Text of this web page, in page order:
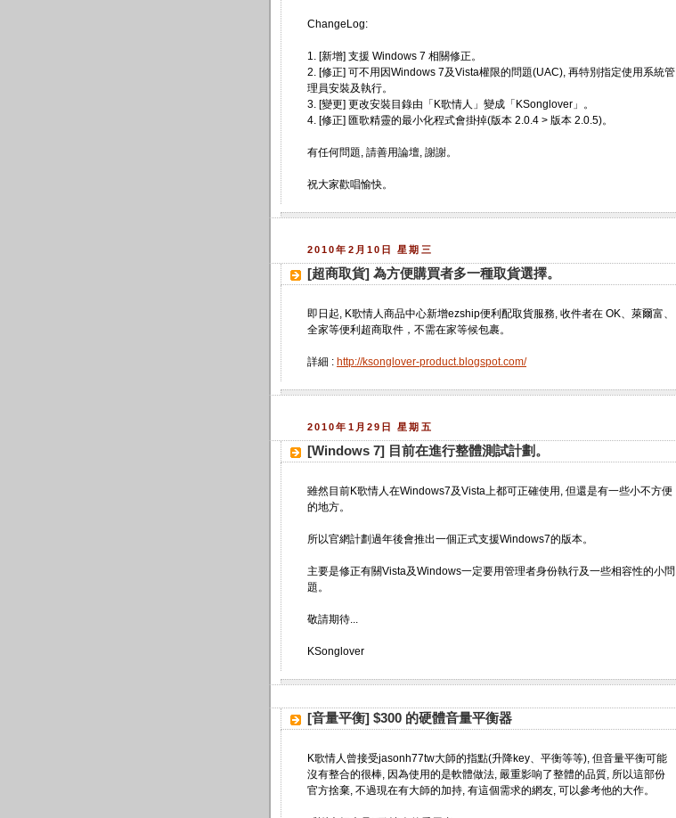
ChangeLog:
1. [新增] 支援 Windows 7 相關修正。
2. [修正] 可不用因Windows 7及Vista權限的問題(UAC), 再特別指定使用系統管
理員安裝及執行。
3. [變更] 更改安裝目錄由「K歌情人」變成「KSonglover」。
4. [修正] 匯歌精靈的最小化程式會掛掉(版本 2.0.4 > 版本 2.0.5)。
有任何問題, 請善用論壇, 謝謝。
祝大家歡唱愉快。
2010年2月10日 星期三
[超商取貨] 為方便購買者多一種取貨選擇。
即日起, K歌情人商品中心新增ezship便利配取貨服務, 收件者在 OK、萊爾富、
全家等便利超商取件，不需在家等候包裹。
詳細 : http://ksonglover-product.blogspot.com/
2010年1月29日 星期五
[Windows 7] 目前在進行整體測試計劃。
雖然目前K歌情人在Windows7及Vista上都可正確使用, 但還是有一些小不方便
的地方。
所以官網計劃過年後會推出一個正式支援Windows7的版本。
主要是修正有關Vista及Windows一定要用管理者身份執行及一些相容性的小問
題。
敬請期待...
KSonglover
[音量平衡] $300 的硬體音量平衡器
K歌情人曾接受jasonh77tw大師的指點(升降key、平衡等等), 但音量平衡可能
沒有整合的很棒, 因為使用的是軟體做法, 嚴重影响了整體的品質, 所以這部份
官方捨棄, 不過現在有大師的加持, 有這個需求的網友, 可以參考他的大作。